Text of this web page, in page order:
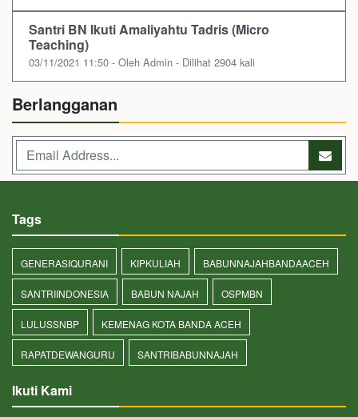
Santri BN Ikuti Amaliyahtu Tadris (Micro
Teaching)
03/11/2021 11:50 - Oleh Admin - Dilihat 2904 kali
Berlangganan
Tags
GENERASIQURANI KIPKULIAH BABUNNAJAHBANDAACEH
SANTRIINDONESIA BABUN NAJAH OSPMBN
LULUSSNBP KEMENAG KOTA BANDA ACEH
RAPATDEWANGURU SANTRIBABUNNAJAH
Ikuti Kami